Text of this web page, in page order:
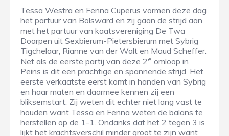
Tessa Westra en Fenna Cuperus vormen deze dag
het partuur van Bolsward en zij gaan de strijd aan
met het partuur van kaatsvereniging De Twa
Doarpen uit Sexbierum-Pietersbierum met Sybrig
Tigchelaar, Rianne van der Walt en Maud Scheffer.
Net als de eerste partij van deze 2 e omloop in
Peins is dit een prachtige en spannende strijd. Het
eerste verkaatste eerst komt in handen van Sybrig
en haar maten en daarmee kennen zij een
bliksemstart. Zij weten dit echter niet lang vast te
houden want Tessa en Fenna weten de balans te
herstellen op de 1-1. Ondanks dat het 2 tegen 3 is
lijkt het krachtsverschil minder groot te zijn want